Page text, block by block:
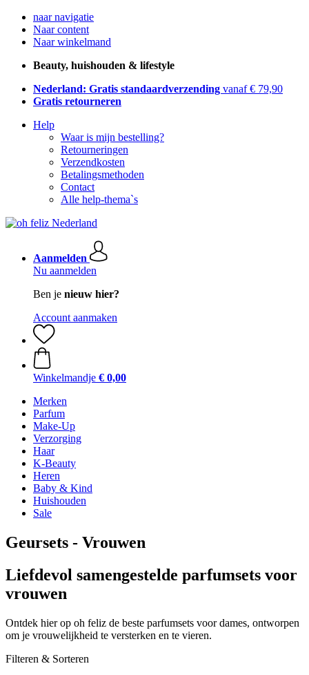
naar navigatie
Naar content
Naar winkelmand
Beauty, huishouden & lifestyle
Nederland: Gratis standaardverzending vanaf € 79,90
Gratis retourneren
Help
Waar is mijn bestelling?
Retourneringen
Verzendkosten
Betalingsmethoden
Contact
Alle help-thema`s
Aanmelden
Nu aanmelden
Ben je nieuw hier?
Account aanmaken
Winkelmandje € 0,00
Merken
Parfum
Make-Up
Verzorging
Haar
K-Beauty
Heren
Baby & Kind
Huishouden
Sale
Geursets - Vrouwen
Liefdevol samengestelde parfumsets voor
vrouwen
Ontdek hier op oh feliz de beste parfumsets voor dames, ontworpen
om je vrouwelijkheid te versterken en te vieren.
Filteren & Sorteren